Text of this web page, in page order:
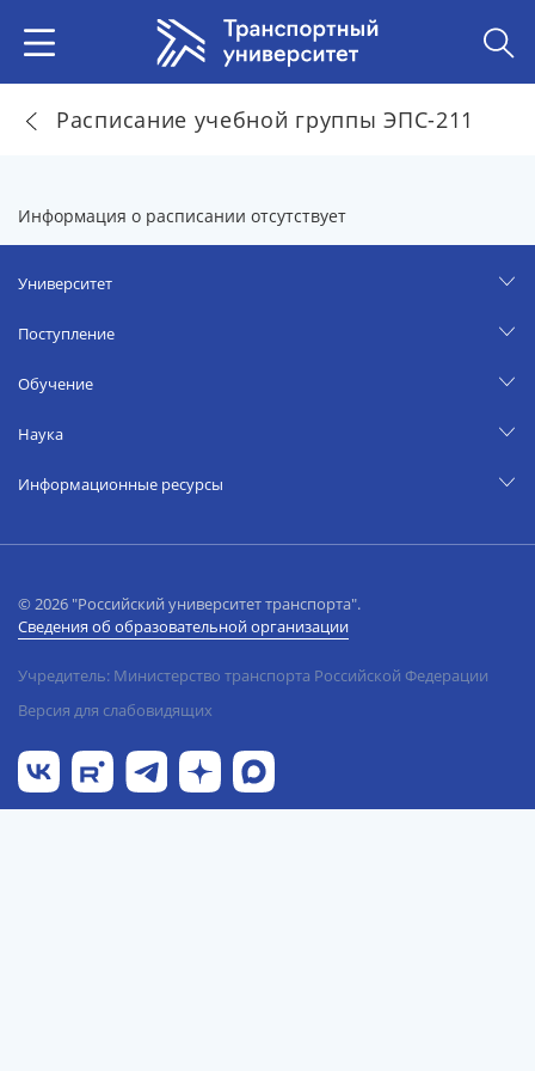
Расписание учебной группы ЭПС-211
Информация о расписании отсутствует
Университет
Поступление
Обучение
Наука
Информационные ресурсы
© 2026 "Российский университет транспорта".
Сведения об образовательной организации
Учредитель: Министерство транспорта Российской Федерации
Версия для слабовидящих